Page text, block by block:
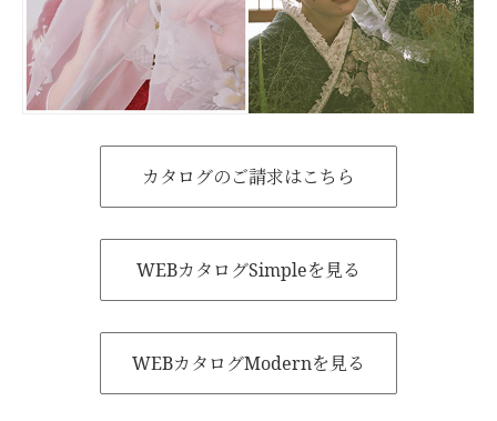
カタログのご請求はこちら
WEBカタログSimpleを見る
WEBカタログModernを見る